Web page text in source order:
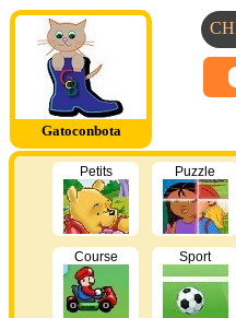
Gatoconbota
Petits Puzzle
Course Sport